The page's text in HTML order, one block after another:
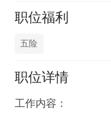
职位福利
五险
职位详情
工作内容：